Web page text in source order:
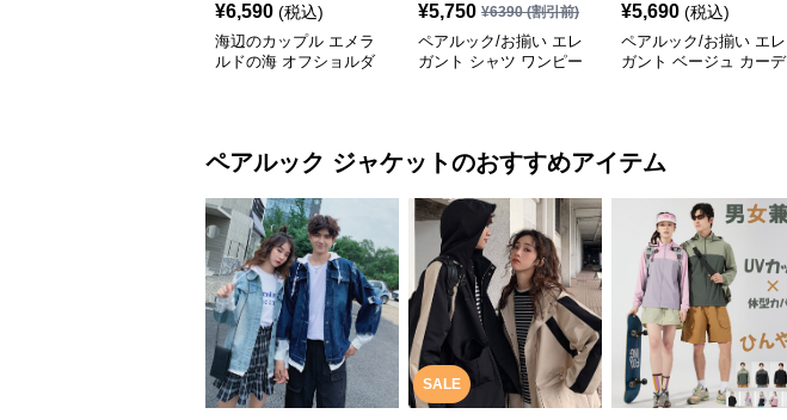
¥6,590 (税込)
海辺のカップル エメラ
ルドの海 オフショルダ
¥5,750 ¥6390(割引前)
ペアルック/お揃い エレ
ガント シャツ ワンピー
¥5,690 (税込)
ペアルック/お揃い エレ
ガント ベージュ カーデ
ペアルック ジャケットのおすすめアイテム
SALE